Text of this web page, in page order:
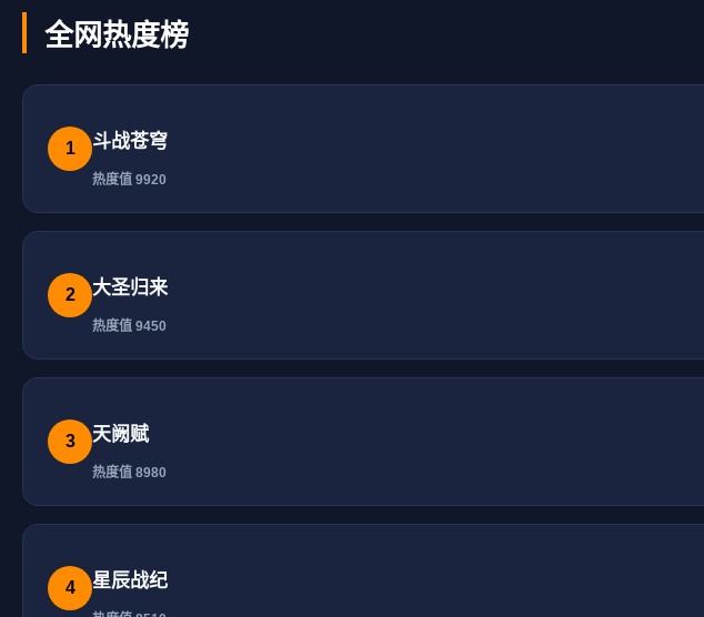
全网热度榜
1 斗战苍穹
热度值 9920
2 大圣归来
热度值 9450
3 天阙赋
热度值 8980
4 星辰战纪